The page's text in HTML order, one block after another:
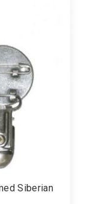
Siberian